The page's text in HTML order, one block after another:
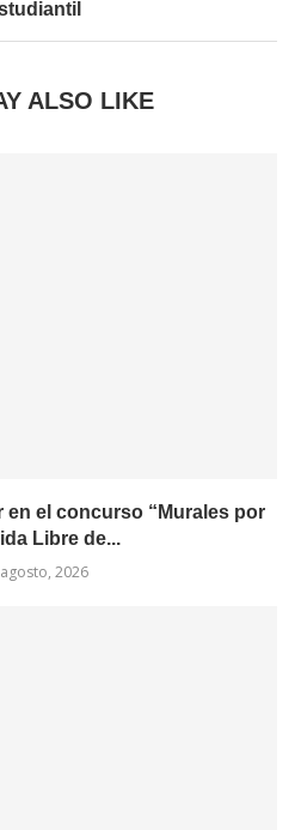
ALSO LIKE
el concurso “Murales por
Libre de...
2026